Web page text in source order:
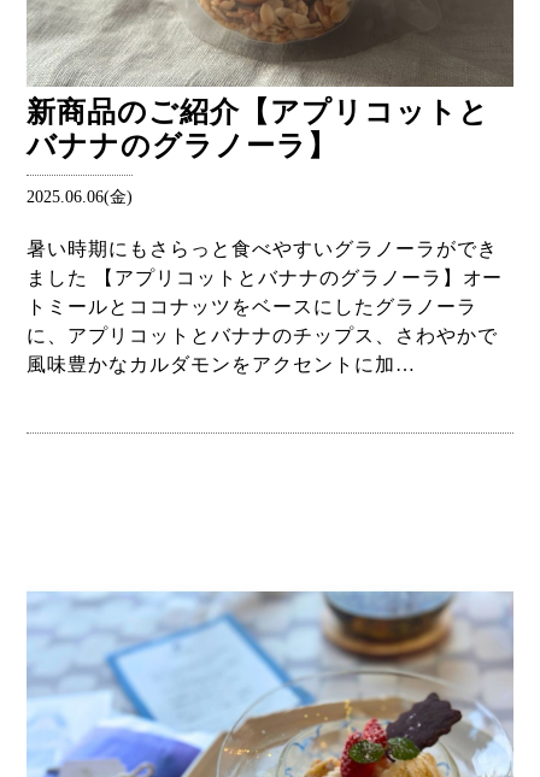
新商品のご紹介【アプリコットと
バナナのグラノーラ】
2025.06.06(金)
暑い時期にもさらっと食べやすいグラノーラができ
ました 【アプリコットとバナナのグラノーラ】オー
トミールとココナッツをベースにしたグラノーラ
に、アプリコットとバナナのチップス、さわやかで
風味豊かなカルダモンをアクセントに加…